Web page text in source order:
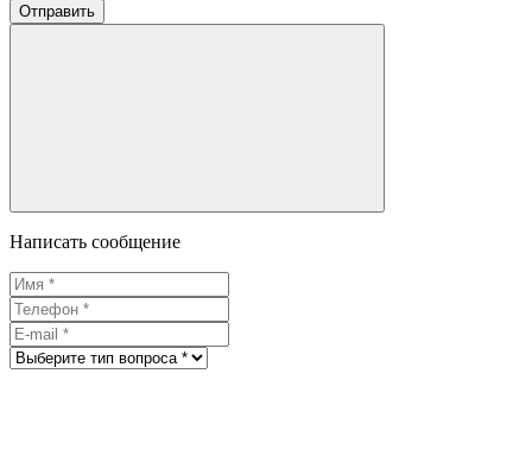
Отправить
Написать сообщение